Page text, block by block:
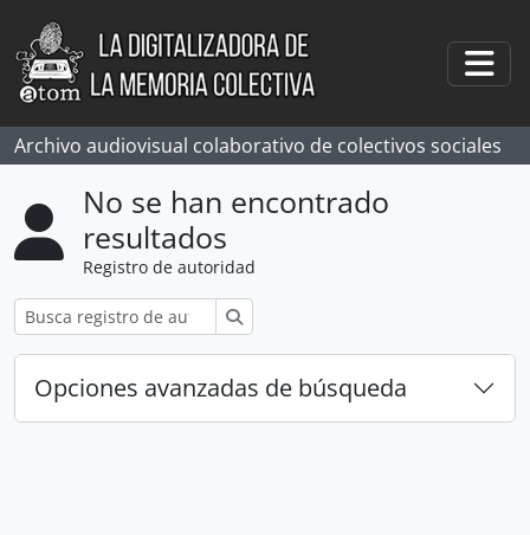
Skip to main content
Archivo audiovisual colaborativo de colectivos sociales
No se han encontrado
resultados
Registro de autoridad
Opciones avanzadas de búsqueda